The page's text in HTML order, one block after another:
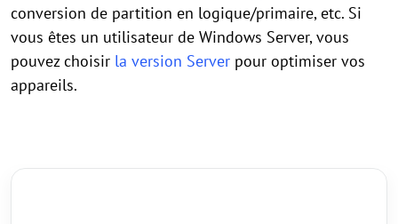
conversion de partition en logique/primaire, etc. Si
vous êtes un utilisateur de Windows Server, vous
pouvez choisir la version Server pour optimiser vos
appareils.